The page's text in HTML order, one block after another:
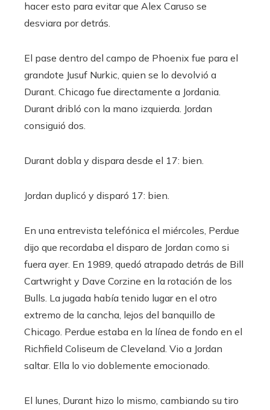
hacer esto para evitar que Alex Caruso se
desviara por detrás.
El pase dentro del campo de Phoenix fue para el
grandote Jusuf Nurkic, quien se lo devolvió a
Durant. Chicago fue directamente a Jordania.
Durant dribló con la mano izquierda. Jordan
consiguió dos.
Durant dobla y dispara desde el 17: bien.
Jordan duplicó y disparó 17: bien.
En una entrevista telefónica el miércoles, Perdue
dijo que recordaba el disparo de Jordan como si
fuera ayer. En 1989, quedó atrapado detrás de Bill
Cartwright y Dave Corzine en la rotación de los
Bulls. La jugada había tenido lugar en el otro
extremo de la cancha, lejos del banquillo de
Chicago. Perdue estaba en la línea de fondo en el
Richfield Coliseum de Cleveland. Vio a Jordan
saltar. Ella lo vio doblemente emocionado.
El lunes, Durant hizo lo mismo, cambiando su tiro